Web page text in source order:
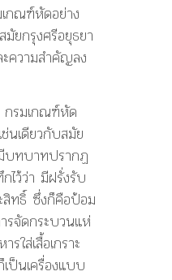
เกณฑ์หัดอย่าง
ยกรุงศรีอยุธยา
ความสำคัญลง
กรมเกณฑ์หัด
นเดียวกับสมัย
บทบาทปรากฏ
ว้ว่า มีฝรั่งรับ
สิทธิ์ ซึ่งก็คือป้อม
รจัดกระบวนแห่
ใส่เสื้อเกราะ
ป็นเครื่องแบบ